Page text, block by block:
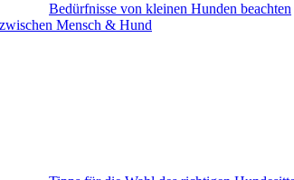
Bedürfnisse von kleinen Hunden beachten
Mensch & Hund